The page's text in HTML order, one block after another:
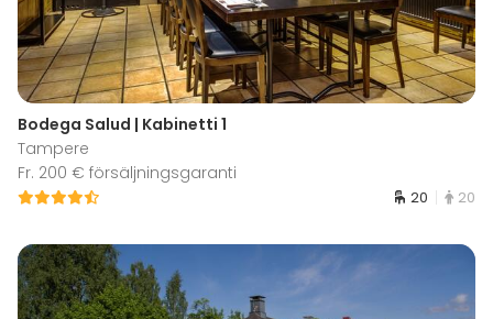
Bodega Salud | Kabinetti 1
Tampere
Fr. 200 € försäljningsgaranti
20 20